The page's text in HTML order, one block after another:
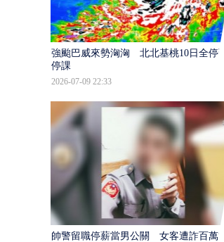
強颱巴威來勢洶洶 北北基桃10日全停班
停課
2026-07-09 22:33
帥警留職停薪當男公關 女客遭詐百萬提